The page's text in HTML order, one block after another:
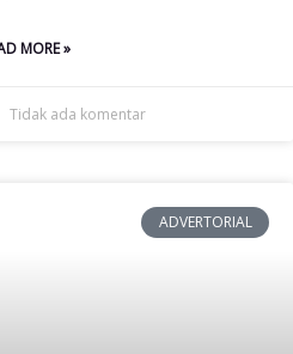
MORE »
Tidak ada komentar
ADVERTORIAL